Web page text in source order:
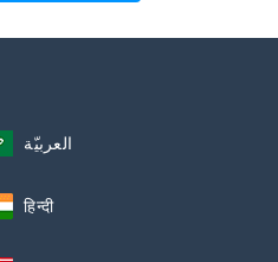
العربيّة
हिन्दी